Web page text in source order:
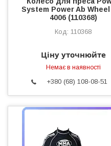
System Power Ab Wheel
4006 (110368)
110368
Ціну уточнюйте
Немає в наявності
+380 (68) 108-08-51